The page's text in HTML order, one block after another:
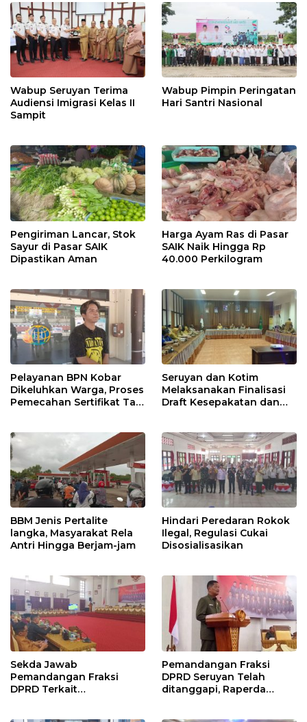
Wabup Seruyan Terima
Audiensi Imigrasi Kelas II
Sampit
Wabup Pimpin Peringatan
Hari Santri Nasional
Pengiriman Lancar, Stok
Sayur di Pasar SAIK
Dipastikan Aman
Harga Ayam Ras di Pasar
SAIK Naik Hingga Rp
40.000 Perkilogram
Pelayanan BPN Kobar
Dikeluhkan Warga, Proses
Pemecahan Sertifikat Tak
Seruyan dan Kotim
Melaksanakan Finalisasi
Draft Kesepakatan dan
BBM Jenis Pertalite
langka, Masyarakat Rela
Antri Hingga Berjam-jam
Hindari Peredaran Rokok
Ilegal, Regulasi Cukai
Disosialisasikan
Sekda Jawab
Pemandangan Fraksi
DPRD Terkait
Pemandangan Fraksi
DPRD Seruyan Telah
ditanggapi, Raperda